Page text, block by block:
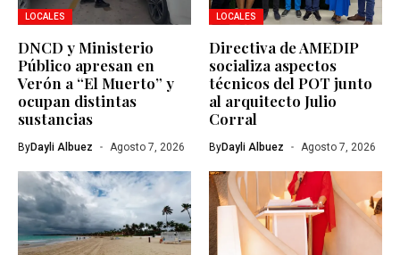
LOCALES
DNCD y Ministerio
Público apresan en
Verón a “El Muerto” y
ocupan distintas
sustancias
ByDayli Albuez Agosto 7, 2026
LOCALES
Directiva de AMEDIP
socializa aspectos
técnicos del POT junto
al arquitecto Julio
Corral
ByDayli Albuez Agosto 7, 2026